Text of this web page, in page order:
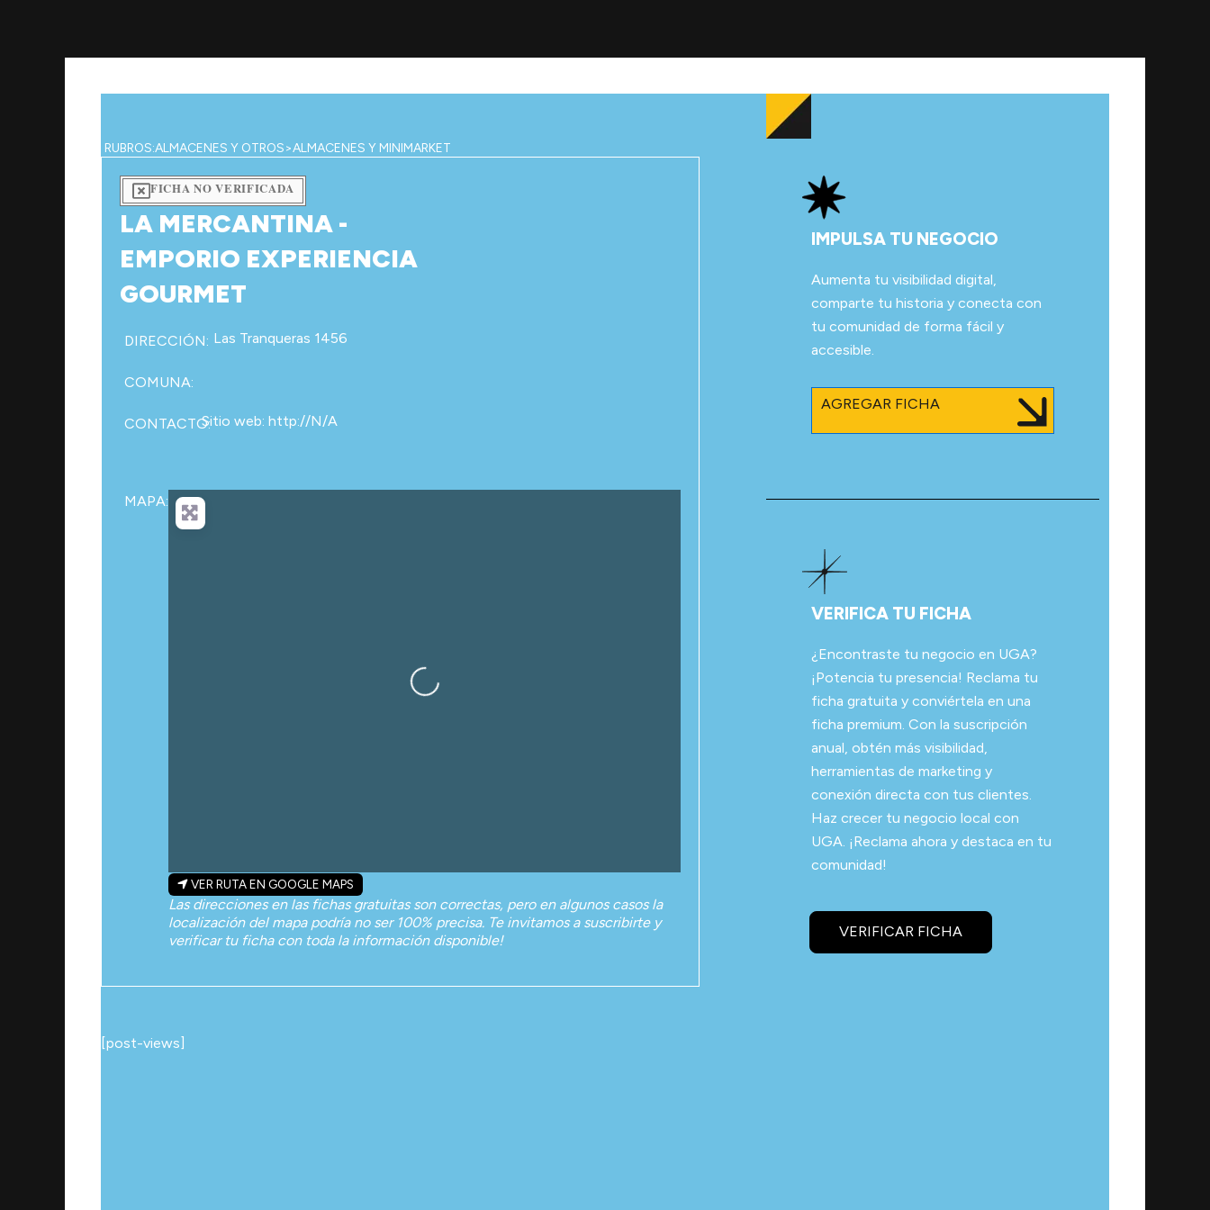
contenido
RUBROS:ALMACENES Y OTROS>ALMACENES Y MINIMARKET
FICHA NO VERIFICADA
LA MERCANTINA -
EMPORIO EXPERIENCIA
GOURMET
DIRECCIÓN: Las Tranqueras 1456
COMUNA:
CONTACTO:Sitio web: http://N/A
MAPA:
Cargando…
VER RUTA EN GOOGLE MAPS
Las direcciones en las fichas gratuitas son correctas, pero en algunos casos la
localización del mapa podría no ser 100% precisa. Te invitamos a suscribirte y
verificar tu ficha con toda la información disponible!
[post-views]
IMPULSA TU NEGOCIO
Aumenta tu visibilidad digital,
comparte tu historia y conecta con
tu comunidad de forma fácil y
accesible.
AGREGAR FICHA
VERIFICA TU FICHA
¿Encontraste tu negocio en UGA?
¡Potencia tu presencia! Reclama tu
ficha gratuita y conviértela en una
ficha premium. Con la suscripción
anual, obtén más visibilidad,
herramientas de marketing y
conexión directa con tus clientes.
Haz crecer tu negocio local con
UGA. ¡Reclama ahora y destaca en tu
comunidad!
VERIFICAR FICHA